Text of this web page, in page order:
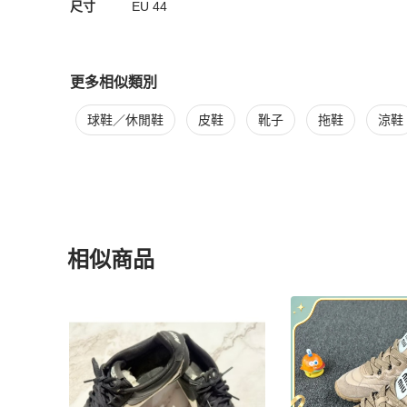
尺寸 EU 44
更多相似類別
更多Nike男鞋相似商品推薦
球鞋／休閒鞋 皮鞋 靴子 拖鞋 涼鞋
相似商品